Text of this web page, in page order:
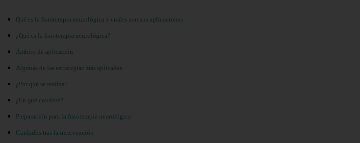
Qué es la fisioterapia neurológica y cuáles son sus aplicaciones
¿Qué es la fisioterapia neurológica?
Ámbito de aplicación
Algunas de las estrategias más aplicadas
¿Por qué se realiza?
¿En qué consiste?
Preparación para la fisioterapia neurológica
Cuidados tras la intervención